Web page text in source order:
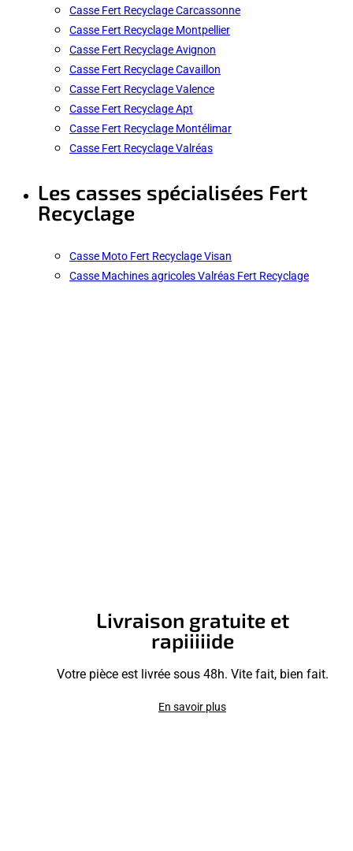
Casse Fert Recyclage Carcassonne
Casse Fert Recyclage Montpellier
Casse Fert Recyclage Avignon
Casse Fert Recyclage Cavaillon
Casse Fert Recyclage Valence
Casse Fert Recyclage Apt
Casse Fert Recyclage Montélimar
Casse Fert Recyclage Valréas
Les casses spécialisées Fert
Recyclage
Casse Moto Fert Recyclage Visan
Casse Machines agricoles Valréas Fert Recyclage
Livraison gratuite et
rapiiiiide
Votre pièce est livrée sous 48h. Vite fait, bien fait.
En savoir plus